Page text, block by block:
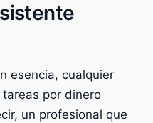
esencia, cualquier
por dinero
un profesional que